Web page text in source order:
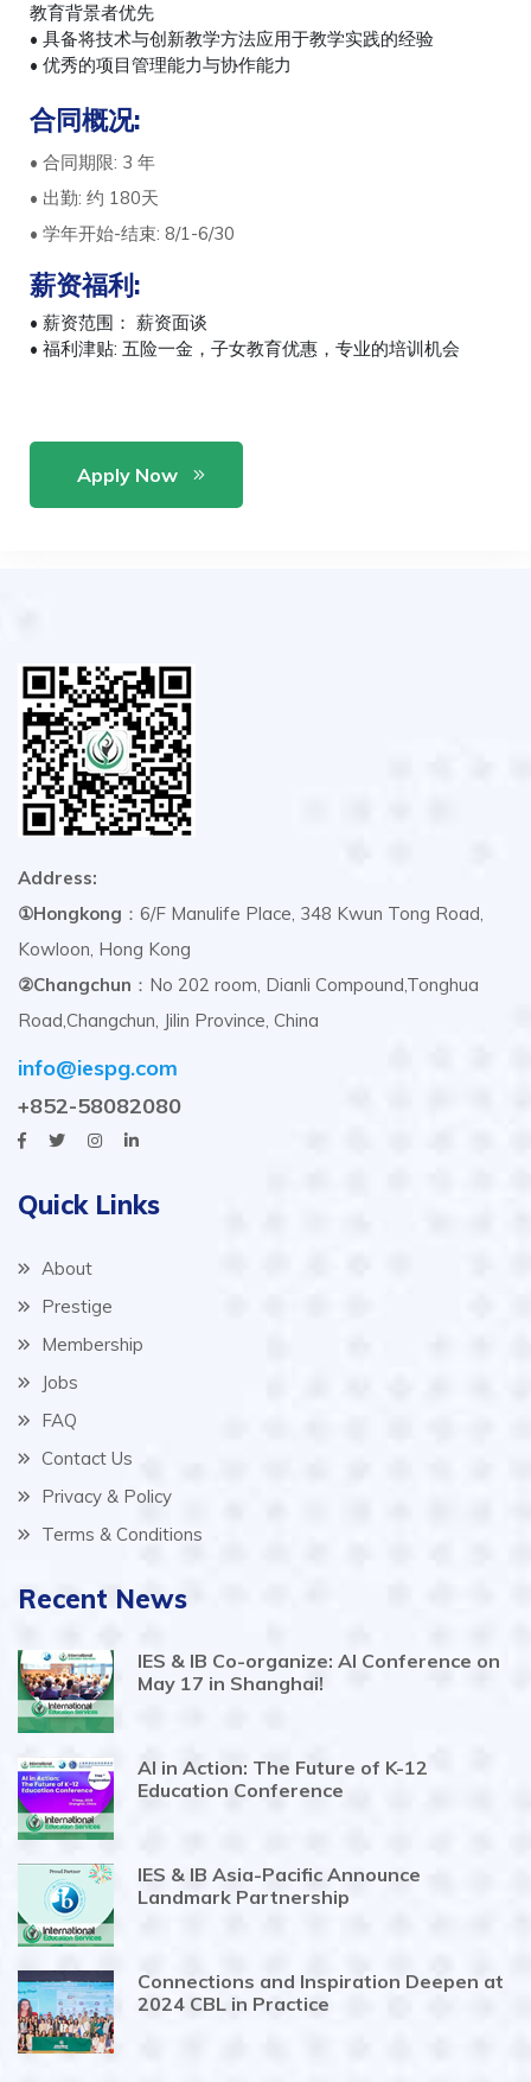
教育背景者优先
• 具备将技术与创新教学方法应用于教学实践的经验
• 优秀的项目管理能力与协作能力
合同概况:
• 合同期限: 3 年
• 出勤: 约 180天
• 学年开始-结束: 8/1-6/30
薪资福利:
• 薪资范围： 薪资面谈
• 福利津贴: 五险一金，子女教育优惠，专业的培训机会
Apply Now
Address:
①Hongkong ：6/F Manulife Place, 348 Kwun Tong Road,
Kowloon, Hong Kong
②Changchun ：No 202 room, Dianli Compound,Tonghua
Road,Changchun, Jilin Province, China
info@iespg.com
+852-58082080
Quick Links
About
Prestige
Membership
Jobs
FAQ
Contact Us
Privacy & Policy
Terms & Conditions
Recent News
IES & IB Co-organize: AI Conference on
May 17 in Shanghai!
AI in Action: The Future of K-12
Education Conference
IES & IB Asia-Pacific Announce
Landmark Partnership
Connections and Inspiration Deepen at
2024 CBL in Practice